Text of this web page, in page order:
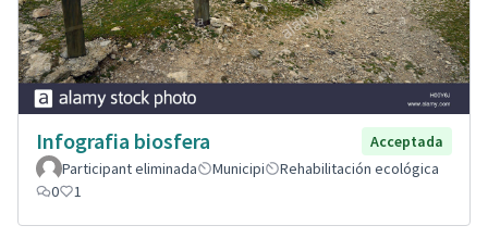
Infografia biosfera
Acceptada
Participant eliminada
Municipi
Rehabilitación ecológica
0
1